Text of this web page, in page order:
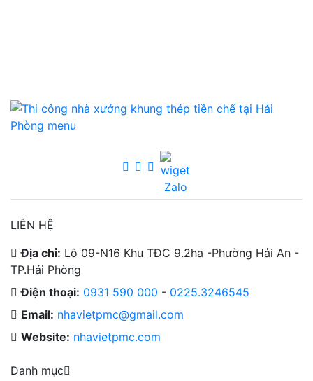
LIÊN HỆ
Địa chỉ: Lô 09-N16 Khu TĐC 9.2ha -Phường Hải An -
TP.Hải Phòng
Điện thoại: 0931 590 000 - 0225.3246545
Email: nhavietpmc@gmail.com
Website: nhavietpmc.com
Danh mục